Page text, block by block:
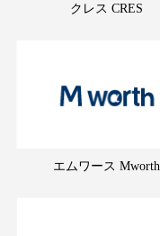
クレス CRES
エムワース Mworth